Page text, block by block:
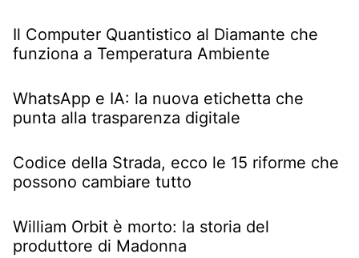
Il Computer Quantistico al Diamante che
funziona a Temperatura Ambiente
WhatsApp e IA: la nuova etichetta che
punta alla trasparenza digitale
Codice della Strada, ecco le 15 riforme che
possono cambiare tutto
William Orbit è morto: la storia del
produttore di Madonna